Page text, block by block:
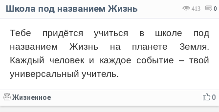
413 0
Школа под названием Жизнь
Тебе придётся учиться в школе под
названием Жизнь на планете Земля.
Каждый человек и каждое событие – твой
универсальный учитель.
0
Жизненное